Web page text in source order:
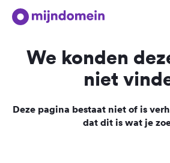
We konden
niet
Deze pagina bestaat niet of is
dat dit is wat je